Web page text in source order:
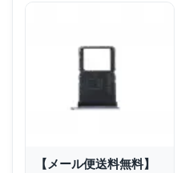
【メール便送料無料】